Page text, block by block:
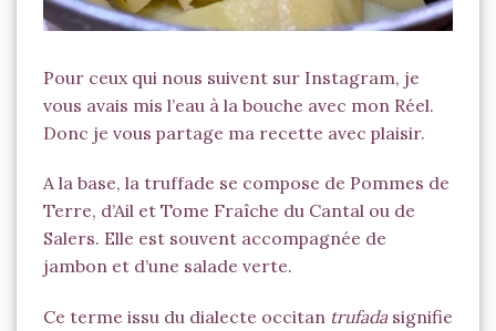
Pour ceux qui nous suivent sur Instagram, je
vous avais mis l’eau à la bouche avec mon Réel.
Donc je vous partage ma recette avec plaisir.
A la base, la truffade se compose de Pommes de
Terre, d’Ail et Tome Fraîche du Cantal ou de
Salers. Elle est souvent accompagnée de
jambon et d’une salade verte.
Ce terme issu du dialecte occitan trufadasignifie